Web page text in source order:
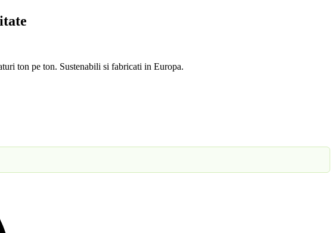
ton pe ton. Sustenabili si fabricati in Europa.